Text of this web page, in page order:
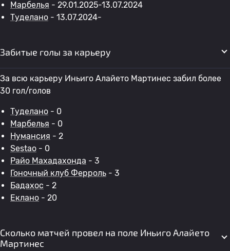
Марбелья - 29.01.2025-13.07.2024
Туделано - 13.07.2024-
Забитые голы за карьеру
За всю карьеру Иньиго Алайето Мартинес забил более
30 гол/голов
Туделано - 0
Марбелья - 0
Нумансия - 2
Sestao - 0
Райо Махадахонда - 3
Гоночный клуб Ферроль - 3
Бадахос - 2
Еклано - 20
Сколько матчей провел на поле Иньиго Алайето
Мартинес